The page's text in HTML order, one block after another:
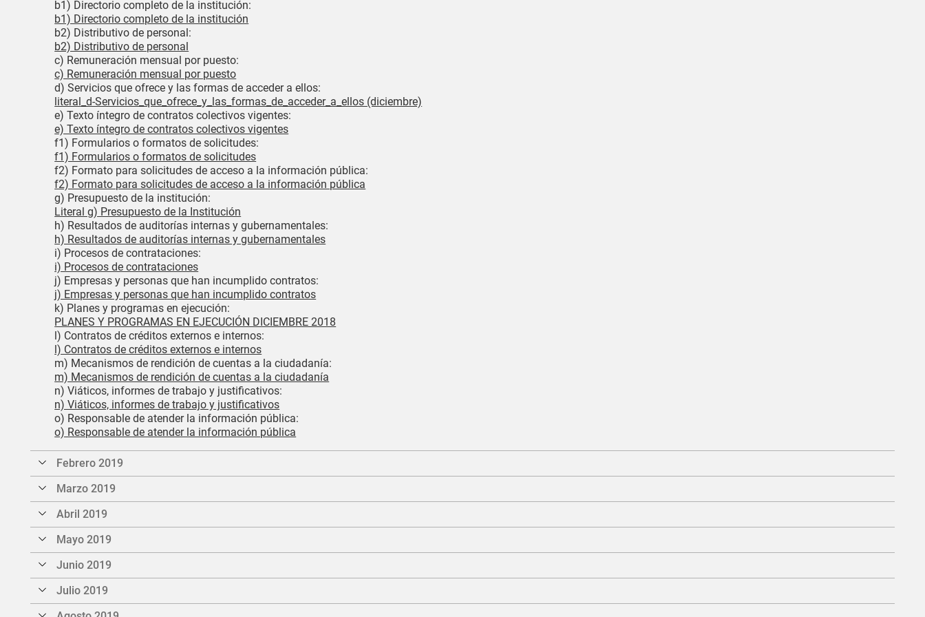
b1) Directorio completo de la institución:
b1) Directorio completo de la institución
b2) Distributivo de personal:
b2) Distributivo de personal
c) Remuneración mensual por puesto:
c) Remuneración mensual por puesto
d) Servicios que ofrece y las formas de acceder a ellos:
literal_d-Servicios_que_ofrece_y_las_formas_de_acceder_a_ellos (diciembre)
e) Texto íntegro de contratos colectivos vigentes:
e) Texto íntegro de contratos colectivos vigentes
f1) Formularios o formatos de solicitudes:
f1) Formularios o formatos de solicitudes
f2) Formato para solicitudes de acceso a la información pública:
f2) Formato para solicitudes de acceso a la información pública
g) Presupuesto de la institución:
Literal g) Presupuesto de la Institución
h) Resultados de auditorías internas y gubernamentales:
h) Resultados de auditorías internas y gubernamentales
i) Procesos de contrataciones:
i) Procesos de contrataciones
j) Empresas y personas que han incumplido contratos:
j) Empresas y personas que han incumplido contratos
k) Planes y programas en ejecución:
PLANES Y PROGRAMAS EN EJECUCIÓN DICIEMBRE 2018
l) Contratos de créditos externos e internos:
l) Contratos de créditos externos e internos
m) Mecanismos de rendición de cuentas a la ciudadanía:
m) Mecanismos de rendición de cuentas a la ciudadanía
n) Viáticos, informes de trabajo y justificativos:
n) Viáticos, informes de trabajo y justificativos
o) Responsable de atender la información pública:
o) Responsable de atender la información pública
Febrero 2019
Marzo 2019
Abril 2019
Mayo 2019
Junio 2019
Julio 2019